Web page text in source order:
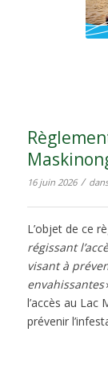
16 juin 2026 /
L’objet de ce
régissant
visant à
envahissantes
l’accès au Lac
prévenir